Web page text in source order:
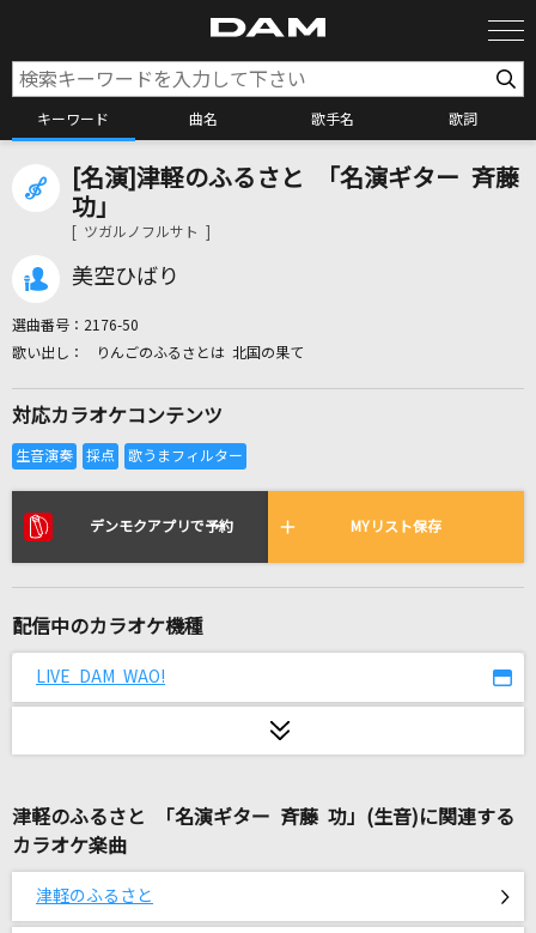
キーワード 曲名 歌手名 歌詞
カラオケ検索
カラオケリクエスト
リアルタイムで歌われている曲の一覧
カブトムシ
[生音]ただ君に晴れ
ヨルシカ
Mr.Children
ESCAPE
MOON CHILD(Moon Child)
きっと大丈夫
[名演]津軽のふるさと 「名演ギター 斉藤
功」
[ ツガルノフルサト ]
美空ひばり
選曲番号： 2176-50
りんごのふるさとは 北国の果て
対応カラオケコンテンツ
デンモクアプリで予約 MYリスト保存
配信中のカラオケ機種
LIVE DAM WAO!
津軽のふるさと 「名演ギター 斉藤 功」(生音)に関連する
カラオケ楽曲
津軽のふるさと